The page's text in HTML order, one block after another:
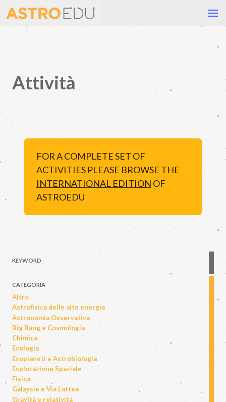
Attività
FOR A COMPLETE SET OF
ACTIVITIES PLEASE BROWSE THE
INTERNATIONAL EDITION OF
ASTROEDU
KEYWORD
CATEGORIA
Altro
Astrofisica delle alte energie
Astronomia Osservativa
Big Bang e Cosmologia
Chimica
Ecologia
Esopianeti e Astrobiologia
Esplorazione Spaziale
Fisica
Galassie e Via Lattea
Gravità e relatività